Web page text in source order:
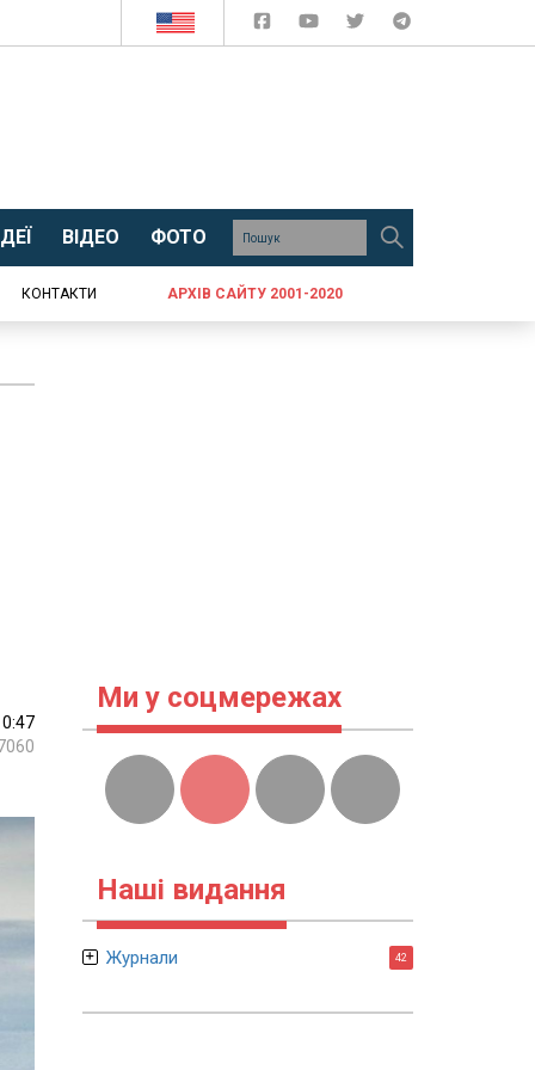
ВІДЕО ФОТО
КОНТАКТИ АРХІВ САЙТУ 2001-2020
Ми у соцмережах
Наші видання
Журнали 42